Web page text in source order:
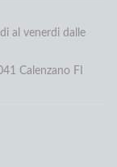
al venerdi dalle
Calenzano FI